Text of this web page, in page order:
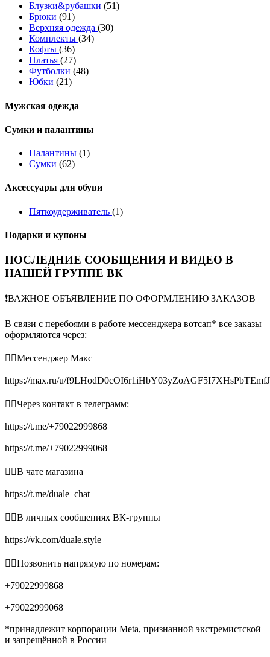
Блузки&рубашки (51)
Брюки (91)
Верхняя одежда (30)
Комплекты (34)
Кофты (36)
Платья (27)
Футболки (48)
Юбки (21)
Мужская одежда
Сумки и палантины
Палантины (1)
Сумки (62)
Аксессуары для обуви
Пяткоудерживатель (1)
Подарки и купоны
ПОСЛЕДНИЕ СООБЩЕНИЯ И ВИДЕО В
НАШЕЙ ГРУППЕ ВК
❗️ВАЖНОЕ ОБЪЯВЛЕНИЕ ПО ОФОРМЛЕНИЮ ЗАКАЗОВ
В связи с перебоями в работе мессенджера вотсап* все заказы
оформляются через:
👉🏻Мессенджер Макс
https://max.ru/u/
👉🏻Через контакт в телеграмм:
https://t.me/+79022999868
https://t.me/+79022999068
👉🏻В чате магазина
https://t.me/duale_chat
👉🏻В личных сообщениях ВК-группы
https://vk.com/duale.style
👉🏻Позвонить напрямую по номерам:
+79022999868
+79022999068
*принадлежит корпорации Meta, признанной экстремистской
и запрещённой в России